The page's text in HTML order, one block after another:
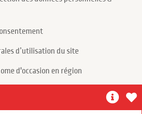
d’utilisation du site
d'occasion en région